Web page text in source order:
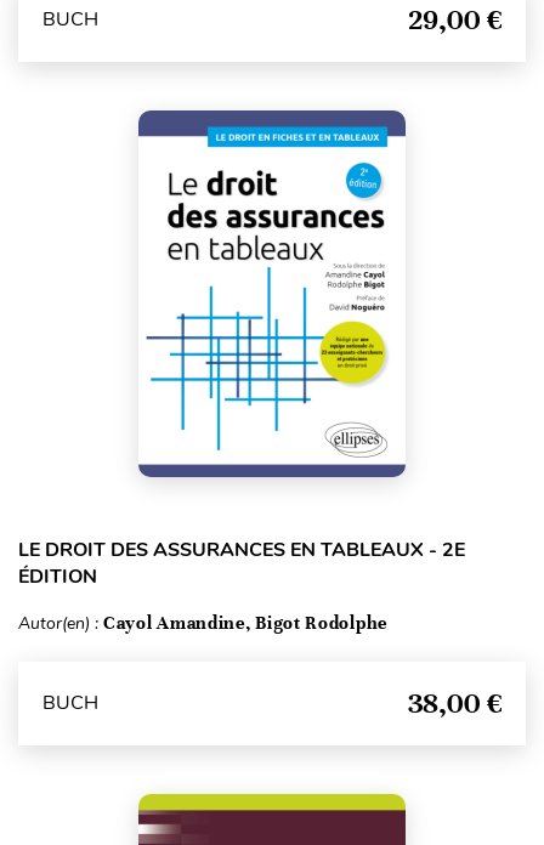
BUCH 29,00 €
LE DROIT DES ASSURANCES EN TABLEAUX - 2E
ÉDITION
Autor(en) : Cayol Amandine, Bigot Rodolphe
BUCH 38,00 €